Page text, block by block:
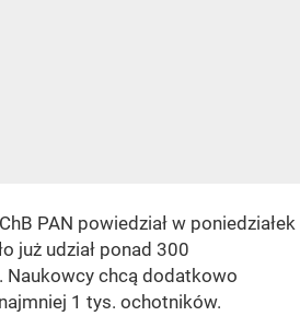
PAN powiedział w poniedziałek
już udział ponad 300
chcą dodatkowo
1 tys. ochotników.